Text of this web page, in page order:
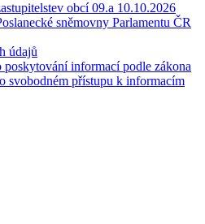
obcí 09.a 10.10.2026
sněmovny Parlamentu ČR
údajů
informací podle zákona
svobodném přístupu k informacím